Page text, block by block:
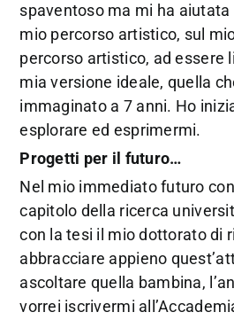
spaventoso ma mi ha aiutata
mio percorso artistico, sul
percorso artistico, ad essere
mia versione ideale, quella
immaginato a 7 anni. Ho
esplorare ed esprimermi.
Progetti per il futuro…
Nel mio immediato futuro
capitolo della ricerca
con la tesi il mio dottorato di
abbracciare appieno
ascoltare quella bambina,
vorrei iscrivermi